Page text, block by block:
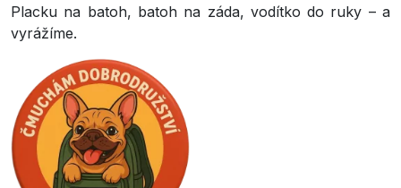
Placku na batoh, batoh na záda, vodítko do ruky – a
vyrážíme.